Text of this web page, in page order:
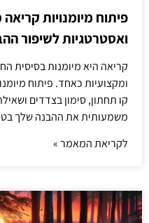
פיתוח מיומנויות
ואסטרטגיות לשיפור
קריאה היא מיומנות בסיסית
ומקצועיות כאחד. פיתוח
קו תחתון, סימון בצדדים
משמעותית את ההבנה שלך
לקריאת המאמר »